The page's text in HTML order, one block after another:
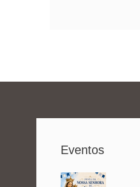
Eventos